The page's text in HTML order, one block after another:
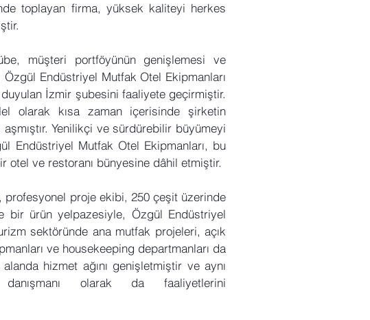
toplayan firma, yüksek kaliteyi herkes
müşteri portföyünün genişlemesi ve
Endüstriyel Mutfak Otel Ekipmanları
duyulan İzmir şubesini faaliyete geçirmiştir.
olarak kısa zaman içerisinde şirketin
aşmıştır. Yenilikçi ve sürdürebilir büyümeyi
Endüstriyel Mutfak Otel Ekipmanları, bu
otel ve restoranı bünyesine dâhil etmiştir.
profesyonel proje ekibi, 250 çeşit üzerinde
bir ürün yelpazesiyle, Özgül Endüstriyel
sektöründe ana mutfak projeleri, açık
ve housekeeping departmanları da
hizmet ağını genişletmiştir ve aynı
olarak da faaliyetlerini